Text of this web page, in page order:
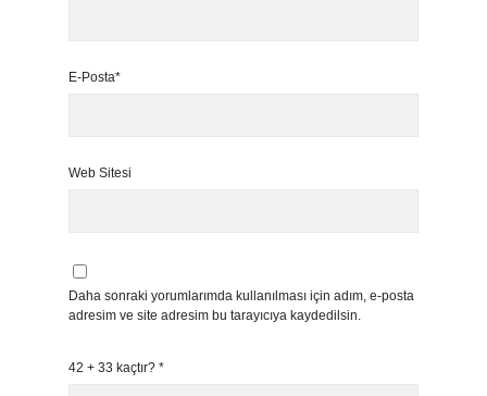
E-Posta*
Web Sitesi
Daha sonraki yorumlarımda kullanılması için adım, e-posta
adresim ve site adresim bu tarayıcıya kaydedilsin.
42 + 33 kaçtır? *